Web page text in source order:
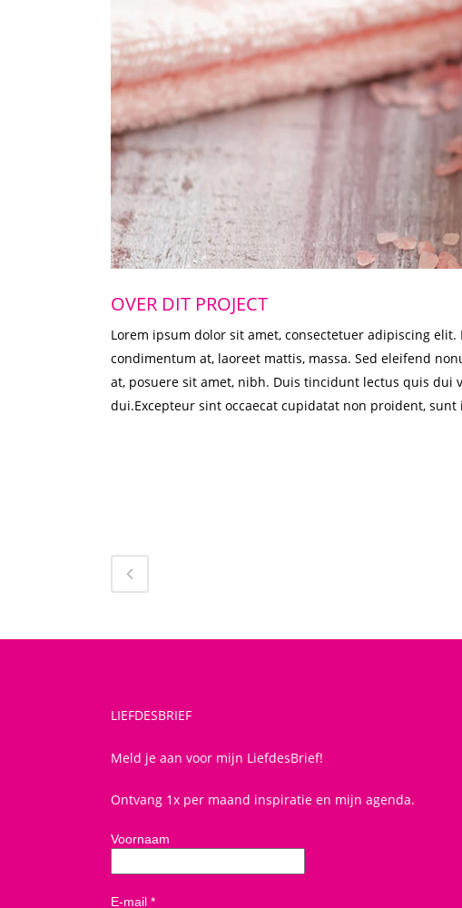
OVER DIT PROJECT
Lorem ipsum dolor sit amet, consectetuer adipiscing
condimentum at, laoreet mattis, massa. Sed eleifend
at, posuere sit amet, nibh. Duis tincidunt lectus quis dui
dui.Excepteur sint occaecat cupidatat non proident,
LIEFDESBRIEF
Meld je aan voor mijn LiefdesBrief!
Ontvang 1x per maand inspiratie en mijn agenda.
Voornaam
E-mail *